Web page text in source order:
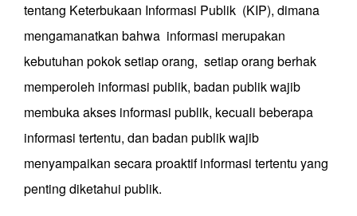
tentang Keterbukaan Informasi Publik (KIP), dimana
mengamanatkan bahwa informasi merupakan
kebutuhan pokok setiap orang, setiap orang berhak
memperoleh informasi publik, badan publik wajib
membuka akses informasi publik, kecuali beberapa
informasi tertentu, dan badan publik wajib
menyampaikan secara proaktif informasi tertentu yang
penting diketahui publik.